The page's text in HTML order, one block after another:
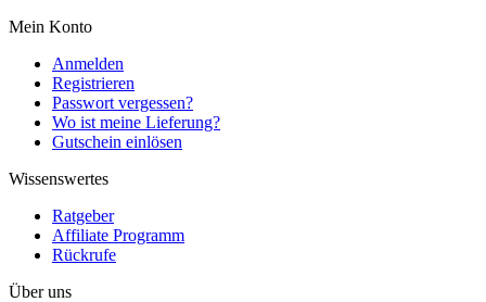
Mein Konto
Anmelden
Registrieren
Passwort vergessen?
Wo ist meine Lieferung?
Gutschein einlösen
Wissenswertes
Ratgeber
Affiliate Programm
Rückrufe
Über uns